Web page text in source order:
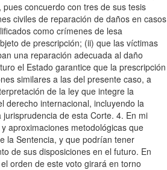
concuerdo con tres de sus tesis
civiles de reparación de daños en casos
como crímenes de lesa
de prescripción; (ii) que las víctimas
una reparación adecuada al daño
el Estado garantice que la prescripción
similares a las del presente caso, a
de la ley que integre la
derecho internacional, incluyendo la
de esta Corte. 4. En mi
aproximaciones metodológicas que
la Sentencia, y que podrían tener
de sus disposiciones en el futuro. En
orden de este voto girará en torno